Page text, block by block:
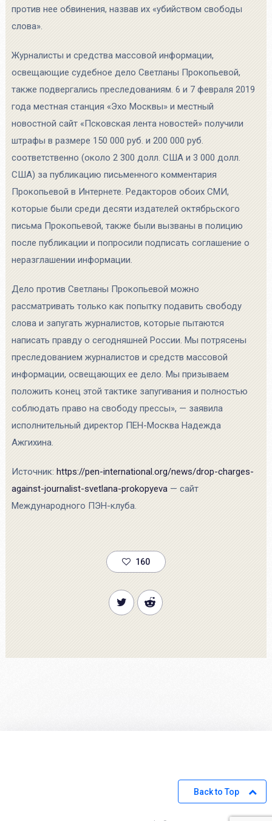
против нее обвинения, назвав их «убийством свободы
слова».
Журналисты и средства массовой информации,
освещающие судебное дело Светланы Прокопьевой,
также подвергались преследованиям. 6 и 7 февраля 2019
года местная станция «Эхо Москвы» и местный
новостной сайт «Псковская лента новостей» получили
штрафы в размере 150 000 руб. и 200 000 руб.
соответственно (около 2 300 долл. США и 3 000 долл.
США) за публикацию письменного комментария
Прокопьевой в Интернете. Редакторов обоих СМИ,
которые были среди десяти издателей октябрьского
письма Прокопьевой, также были вызваны в полицию
после публикации и попросили подписать соглашение о
неразглашении информации.
Дело против Светланы Прокопьевой можно
рассматривать только как попытку подавить свободу
слова и запугать журналистов, которые пытаются
написать правду о сегодняшней России. Мы потрясены
преследованием журналистов и средств массовой
информации, освещающих ее дело. Мы призываем
положить конец этой тактике запугивания и полностью
соблюдать право на свободу прессы», — заявила
исполнительный директор ПЕН-Москва Надежда
Ажгихина.
Источник: https://pen-international.org/news/drop-charges-
against-journalist-svetlana-prokopyeva— сайт
Международного ПЭН-клуба.
160
Back to Top